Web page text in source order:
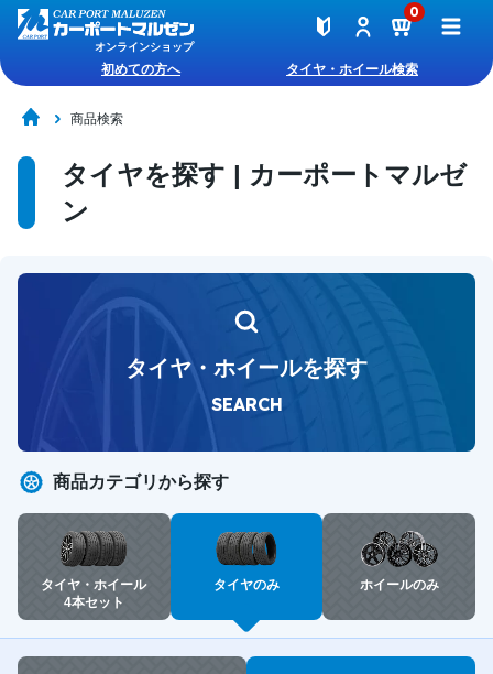
オンラインショップ
0
初めての方へ タイヤ・ホイール検索
商品検索
タイヤを探す | カーポートマルゼ
ン
タイヤ・ホイールを探す
SEARCH
商品カテゴリから探す
タイヤ・ホイール
4本セット
タイヤのみ ホイールのみ